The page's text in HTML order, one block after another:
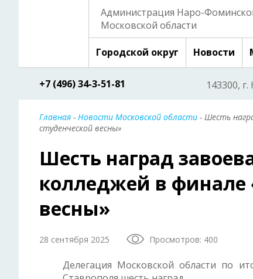
Администрация Наро-
Московской области
Городской округ Новости
+7 (496) 34-3-51-81 143300,
Главная - Новости Московской области - Шесть
студенческой весны»
Шесть наград
колледжей в финале
весны»
28 сентября 2025 Просмотров: 400
Делегация Московской области по